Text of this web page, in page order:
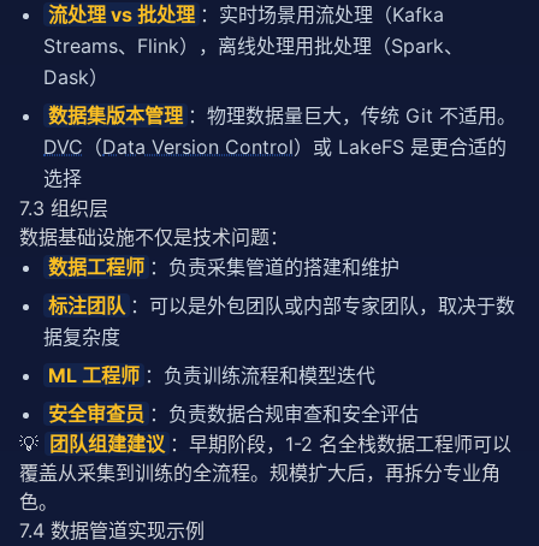
流处理 vs 批处理 ：实时场景用流处理（Kafka
Streams、Flink），离线处理用批处理（Spark、
Dask）
数据集版本管理 ：物理数据量巨大，传统 Git 不适用。
DVC （Data Version Control）或 LakeFS 是更合适的
选择
7.3 组织层
数据基础设施不仅是技术问题：
数据工程师 ：负责采集管道的搭建和维护
标注团队 ：可以是外包团队或内部专家团队，取决于数
据复杂度
ML 工程师 ：负责训练流程和模型迭代
安全审查员 ：负责数据合规审查和安全评估
💡 团队组建建议 ：早期阶段，1-2 名全栈数据工程师可以
覆盖从采集到训练的全流程。规模扩大后，再拆分专业角
色。
7.4 数据管道实现示例